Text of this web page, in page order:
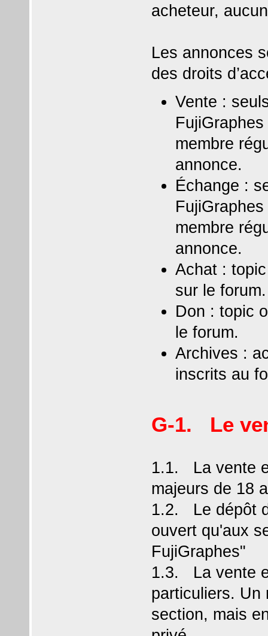
acheteur,
Les annonces
des droits
Vente :
membre
annonce.
Échange :
membre
annonce.
Achat :
sur le forum.
Don : topic
le forum.
Archives :
inscrits au
G-1. Le
1.1. La vente
majeurs de 18
1.2. Le dépôt
ouvert qu'aux
FujiGraphes"
1.3. La vente
particuliers. Un
section, mais